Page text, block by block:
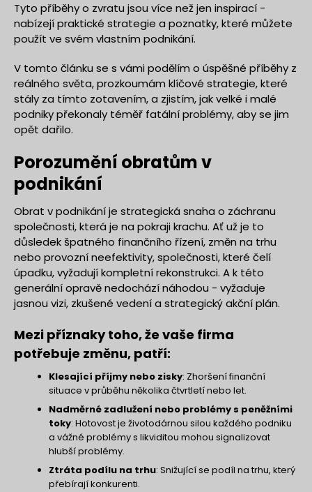
Tyto příběhy o zvratu jsou více než jen inspirací -
nabízejí praktické strategie a poznatky, které můžete
použít ve svém vlastním podnikání.
V tomto článku se s vámi podělím o úspěšné příběhy z
reálného světa, prozkoumám klíčové strategie, které
stály za tímto zotavením, a zjistím, jak velké i malé
podniky překonaly téměř fatální problémy, aby se jim
opět dařilo.
Porozumění obratům v
podnikání
Obrat v podnikání je strategická snaha o záchranu
společnosti, která je na pokraji krachu. Ať už je to
důsledek špatného finančního řízení, změn na trhu
nebo provozní neefektivity, společnosti, které čelí
úpadku, vyžadují kompletní rekonstrukci. A k této
generální opravě nedochází náhodou - vyžaduje
jasnou vizi, zkušené vedení a strategický akční plán.
Mezi příznaky toho, že vaše firma
potřebuje změnu, patří:
Klesající příjmy nebo zisky: Zhoršení finanční
situace v průběhu několika čtvrtletí nebo let.
Nadměrné zadlužení nebo problémy s peněžními
toky: Hotovost je životodárnou silou každého podniku
a vážné problémy s likviditou mohou signalizovat
hlubší problémy.
Ztráta podílu na trhu: Snižující se podíl na trhu, který
přebírají konkurenti.